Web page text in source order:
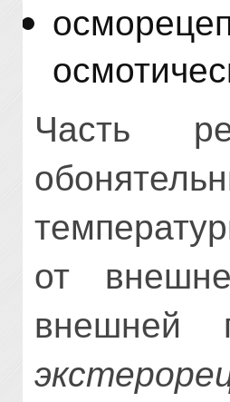
Часть
от
внешней